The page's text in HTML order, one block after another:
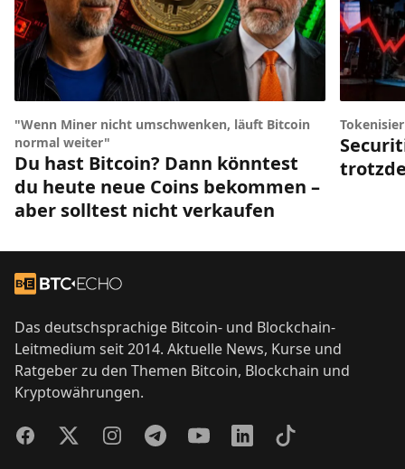
"Wenn Miner nicht umschwenken, läuft Bitcoin
normal weiter"
Du hast Bitcoin? Dann könntest
du heute neue Coins bekommen –
aber solltest nicht verkaufen
Zur Startseite
Das deutschsprachige Bitcoin- und Blockchain-
Leitmedium seit 2014. Aktuelle News, Kurse und
Ratgeber zu den Themen Bitcoin, Blockchain und
Kryptowährungen.
FacebookTwitterInstagramTelegramYouTubeLinkedInTikTok